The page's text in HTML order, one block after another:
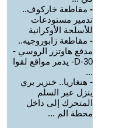
- مقاطعة خاركوف..
تدمير مستودعات
للأسلحة الأوكرانية
- مقاطعة زابوروجيه..
مدفع هاوتزر الروسي -
D-30- يدمر مواقع لقوا
...
- هنغاريا.. خنزير بري
ينزل عبر السلم
المتحرك إلى داخل
محطة الم ...